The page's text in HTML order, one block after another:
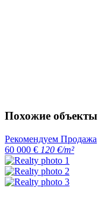
Похожие объекты
Рекомендуем Продажа
60 000 € 120 €/m²